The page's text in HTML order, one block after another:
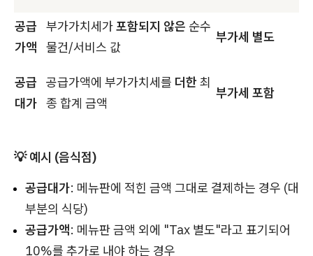
공급
가액
부가가치세가포함되지 않은 순수
물건/서비스 값
부가세 별도
공급
대가
공급가액에 부가가치세를 더한 최
종 합계 금액
부가세 포함
💡 예시 (음식점)
공급대가: 메뉴판에 적힌 금액 그대로 결제하는 경우 (대
부분의 식당)
공급가액: 메뉴판 금액 외에 "Tax 별도"라고 표기되어
10%를 추가로 내야 하는 경우